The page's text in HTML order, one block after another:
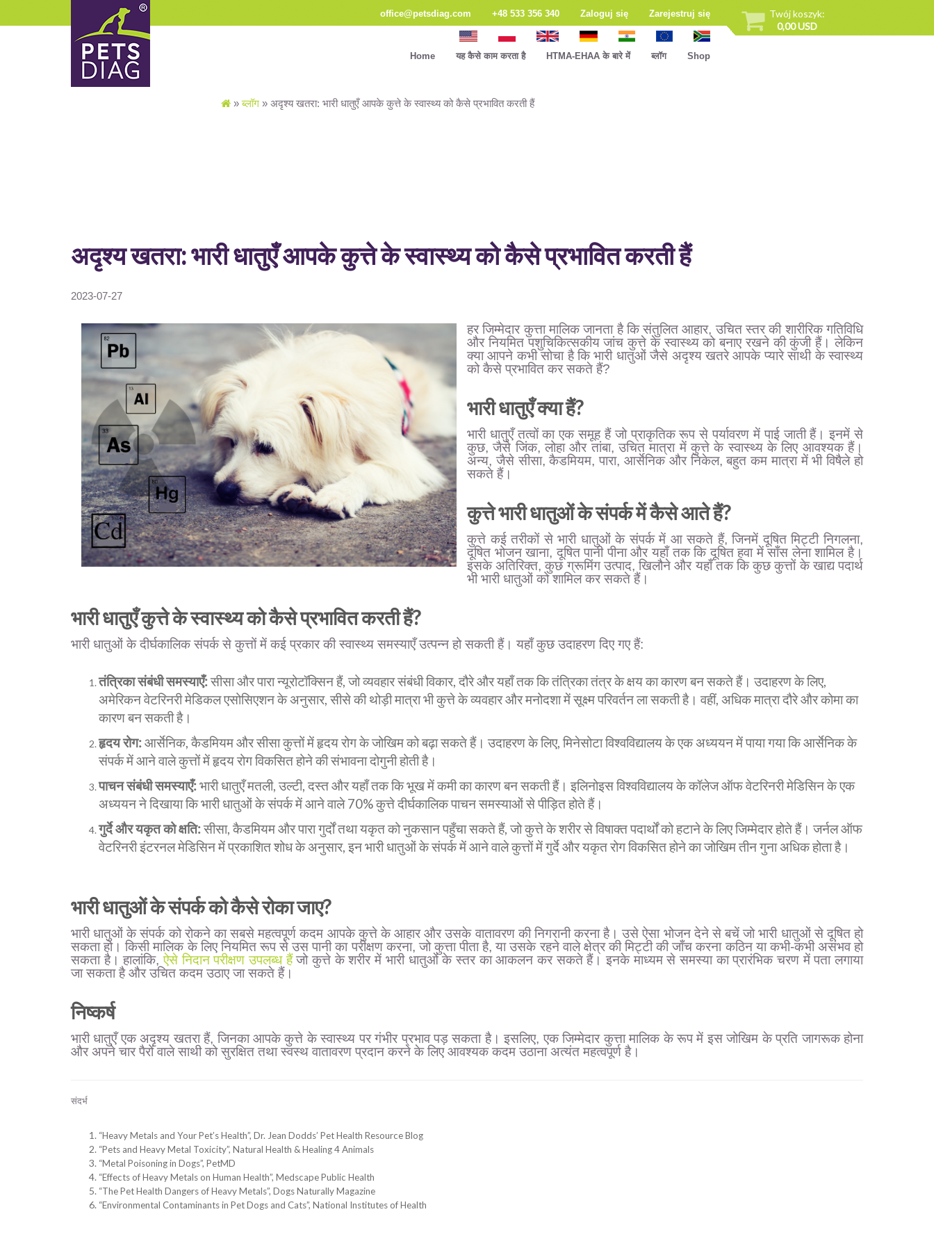
Twój koszyk:
0,00 USD
office@petsdiag.com +48 533 356 340 Zaloguj się Zarejestruj się
Home यह कैसे काम करता है HTMA-EHAA के बारे में ब्लॉग Shop
»ब्लॉग» अदृश्य खतरा: भारी धातुएँ आपके कुत्ते के स्वास्थ्य को कैसे प्रभावित करती हैं
अदृश्य खतरा: भारी धातुएँ आपके कुत्ते के स्वास्थ्य को कैसे प्रभावित करती हैं
2023-07-27
हर जिम्मेदार कुत्ता मालिक जानता है कि संतुलित आहार, उचित स्तर की शारीरिक गतिविधि
और नियमित पशुचिकित्सकीय जांच कुत्ते के स्वास्थ्य को बनाए रखने की कुंजी हैं। लेकिन
क्या आपने कभी सोचा है कि भारी धातुओं जैसे अदृश्य खतरे आपके प्यारे साथी के स्वास्थ्य
को कैसे प्रभावित कर सकते हैं?
भारी धातुएँ क्या हैं?
भारी धातुएँ तत्वों का एक समूह हैं जो प्राकृतिक रूप से पर्यावरण में पाई जाती हैं। इनमें से
कुछ, जैसे जिंक, लोहा और तांबा, उचित मात्रा में कुत्ते के स्वास्थ्य के लिए आवश्यक हैं।
अन्य, जैसे सीसा, कैडमियम, पारा, आर्सेनिक और निकेल, बहुत कम मात्रा में भी विषैले हो
सकते हैं।
कुत्ते भारी धातुओं के संपर्क में कैसे आते हैं?
कुत्ते कई तरीकों से भारी धातुओं के संपर्क में आ सकते हैं, जिनमें दूषित मिट्टी निगलना,
दूषित भोजन खाना, दूषित पानी पीना और यहाँ तक कि दूषित हवा में साँस लेना शामिल है।
इसके अतिरिक्त, कुछ ग्रूमिंग उत्पाद, खिलौने और यहाँ तक कि कुछ कुत्तों के खाद्य पदार्थ
भी भारी धातुओं को शामिल कर सकते हैं।
भारी धातुएँ कुत्ते के स्वास्थ्य को कैसे प्रभावित करती हैं?
भारी धातुओं के दीर्घकालिक संपर्क से कुत्तों में कई प्रकार की स्वास्थ्य समस्याएँ उत्पन्न हो सकती हैं। यहाँ कुछ उदाहरण दिए गए हैं:
तंत्रिका संबंधी समस्याएँ:सीसा और पारा न्यूरोटॉक्सिन हैं, जो व्यवहार संबंधी विकार, दौरे और यहाँ तक कि तंत्रिका तंत्र के क्षय का कारण बन सकते हैं। उदाहरण के लिए,
अमेरिकन वेटरिनरी मेडिकल एसोसिएशन के अनुसार, सीसे की थोड़ी मात्रा भी कुत्ते के व्यवहार और मनोदशा में सूक्ष्म परिवर्तन ला सकती है। वहीं, अधिक मात्रा दौरे और कोमा का
कारण बन सकती है।
हृदय रोग:आर्सेनिक, कैडमियम और सीसा कुत्तों में हृदय रोग के जोखिम को बढ़ा सकते हैं। उदाहरण के लिए, मिनेसोटा विश्वविद्यालय के एक अध्ययन में पाया गया कि आर्सेनिक के
संपर्क में आने वाले कुत्तों में हृदय रोग विकसित होने की संभावना दोगुनी होती है।
पाचन संबंधी समस्याएँ:भारी धातुएँ मतली, उल्टी, दस्त और यहाँ तक कि भूख में कमी का कारण बन सकती हैं। इलिनोइस विश्वविद्यालय के कॉलेज ऑफ वेटरिनरी मेडिसिन के एक
अध्ययन ने दिखाया कि भारी धातुओं के संपर्क में आने वाले 70% कुत्ते दीर्घकालिक पाचन समस्याओं से पीड़ित होते हैं।
गुर्दे और यकृत को क्षति:सीसा, कैडमियम और पारा गुर्दों तथा यकृत को नुकसान पहुँचा सकते हैं, जो कुत्ते के शरीर से विषाक्त पदार्थों को हटाने के लिए जिम्मेदार होते हैं। जर्नल ऑफ
वेटरिनरी इंटरनल मेडिसिन में प्रकाशित शोध के अनुसार, इन भारी धातुओं के संपर्क में आने वाले कुत्तों में गुर्दे और यकृत रोग विकसित होने का जोखिम तीन गुना अधिक होता है।
भारी धातुओं के संपर्क को कैसे रोका जाए?
भारी धातुओं के संपर्क को रोकने का सबसे महत्वपूर्ण कदम आपके कुत्ते के आहार और उसके वातावरण की निगरानी करना है। उसे ऐसा भोजन देने से बचें जो भारी धातुओं से दूषित हो
सकता हो। किसी मालिक के लिए नियमित रूप से उस पानी का परीक्षण करना, जो कुत्ता पीता है, या उसके रहने वाले क्षेत्र की मिट्टी की जाँच करना कठिन या कभी-कभी असंभव हो
सकता है। हालांकि,ऐसे निदान परीक्षण उपलब्ध हैंजो कुत्ते के शरीर में भारी धातुओं के स्तर का आकलन कर सकते हैं। इनके माध्यम से समस्या का प्रारंभिक चरण में पता लगाया
जा सकता है और उचित कदम उठाए जा सकते हैं।
निष्कर्ष
भारी धातुएँ एक अदृश्य खतरा हैं, जिनका आपके कुत्ते के स्वास्थ्य पर गंभीर प्रभाव पड़ सकता है। इसलिए, एक जिम्मेदार कुत्ता मालिक के रूप में इस जोखिम के प्रति जागरूक होना
और अपने चार पैरों वाले साथी को सुरक्षित तथा स्वस्थ वातावरण प्रदान करने के लिए आवश्यक कदम उठाना अत्यंत महत्वपूर्ण है।
संदर्भ
“Heavy Metals and Your Pet’s Health”, Dr. Jean Dodds’ Pet Health Resource Blog
“Pets and Heavy Metal Toxicity”, Natural Health & Healing 4 Animals
“Metal Poisoning in Dogs”, PetMD
“Effects of Heavy Metals on Human Health”, Medscape Public Health
“The Pet Health Dangers of Heavy Metals”, Dogs Naturally Magazine
“Environmental Contaminants in Pet Dogs and Cats”, National Institutes of Health